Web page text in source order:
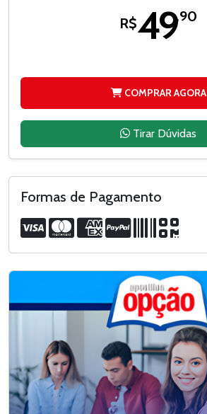
R$49,90
COMPRAR AGORA
Tirar Dúvidas
Formas de Pagamento